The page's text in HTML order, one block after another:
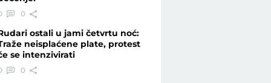
0
ostali u jami četvrtu noć:
neisplaćene plate, protest
se intenzivirati
0